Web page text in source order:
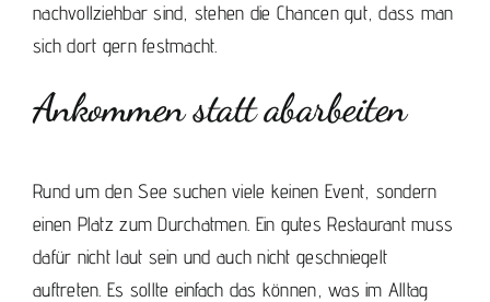
nachvollziehbar sind, stehen die Chancen gut, dass man
sich dort gern festmacht.
Ankommen statt abarbeiten
Rund um den See suchen viele keinen Event, sondern
einen Platz zum Durchatmen. Ein gutes Restaurant muss
dafür nicht laut sein und auch nicht geschniegelt
auftreten. Es sollte einfach das können, was im Alltag